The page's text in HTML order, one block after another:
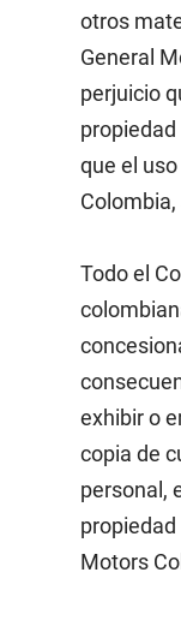
otros
General
perjuicio
que el
Todo el
exhibir o
copia de
personal,
Motors